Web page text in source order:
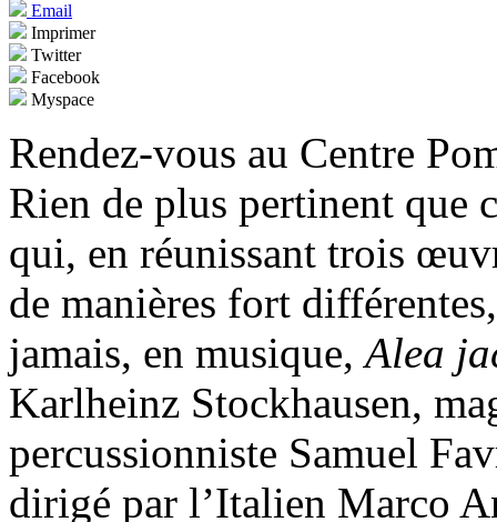
Email
Imprimer
Twitter
Facebook
Myspace
Rendez-vous au Centre
Rien de plus pertinent que
qui, en réunissant trois
de manières fort
jamais, en musique,Alea
Karlheinz Stockhausen,
percussionniste Samuel
dirigé par l’Italien Marco